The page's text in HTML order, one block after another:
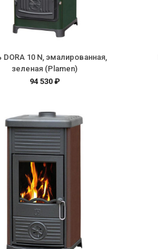
DORA 10 N, эмалированная,
зеленая (Plamen)
94 530 ₽